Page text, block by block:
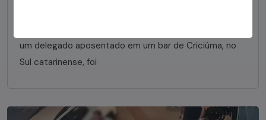
um delegado aposentado em um bar de Criciúma, no
Sul catarinense, foi